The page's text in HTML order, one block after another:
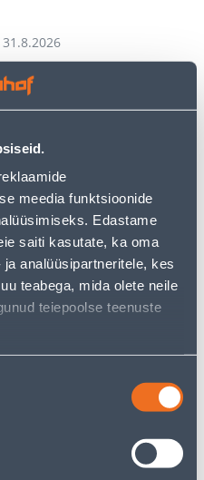
meedia funktsioonide
Edastame
saiti kasutate, ka oma
analüüsipartneritele, kes
teabega, mida olete neile
teiepoolse teenuste
31.8.2026
LISA OSTUKORVI
2-5 tööpäeva